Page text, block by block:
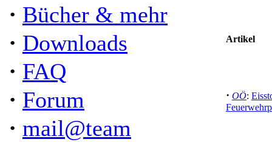
· Bücher & mehr
· Downloads
· FAQ
· Forum
· mail@team
Artikel
· OÖ: